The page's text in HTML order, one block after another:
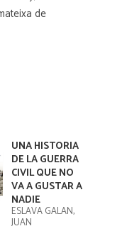
de
UNA HISTORIA
DE LA GUERRA
CIVIL QUE NO
VA A GUSTAR A
NADIE
ESLAVA GALAN,
JUAN